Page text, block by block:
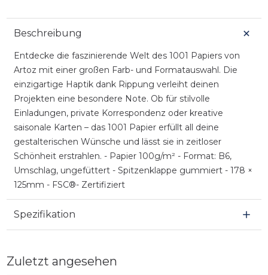
Beschreibung
Entdecke die faszinierende Welt des 1001 Papiers von
Artoz mit einer großen Farb- und Formatauswahl. Die
einzigartige Haptik dank Rippung verleiht deinen
Projekten eine besondere Note. Ob für stilvolle
Einladungen, private Korrespondenz oder kreative
saisonale Karten – das 1001 Papier erfüllt all deine
gestalterischen Wünsche und lässt sie in zeitloser
Schönheit erstrahlen. - Papier 100g/m² - Format: B6,
Umschlag, ungefüttert - Spitzenklappe gummiert - 178 ×
125mm - FSC®- Zertifiziert
Spezifikation
Zuletzt angesehen